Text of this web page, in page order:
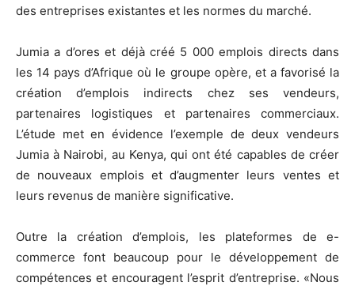
des entreprises existantes et les normes du marché.
Jumia a d’ores et déjà créé 5 000 emplois directs dans
les 14 pays d’Afrique où le groupe opère, et a favorisé la
création d’emplois indirects chez ses vendeurs,
partenaires logistiques et partenaires commerciaux.
L’étude met en évidence l’exemple de deux vendeurs
Jumia à Nairobi, au Kenya, qui ont été capables de créer
de nouveaux emplois et d’augmenter leurs ventes et
leurs revenus de manière significative.
Outre la création d’emplois, les plateformes de e-
commerce font beaucoup pour le développement de
compétences et encouragent l’esprit d’entreprise. «Nous